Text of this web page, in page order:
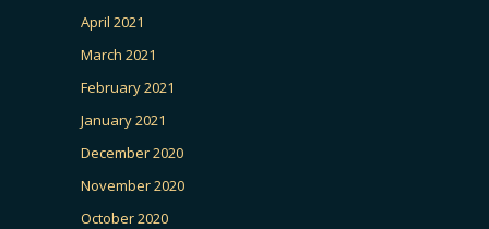
April 2021
March 2021
February 2021
January 2021
December 2020
November 2020
October 2020